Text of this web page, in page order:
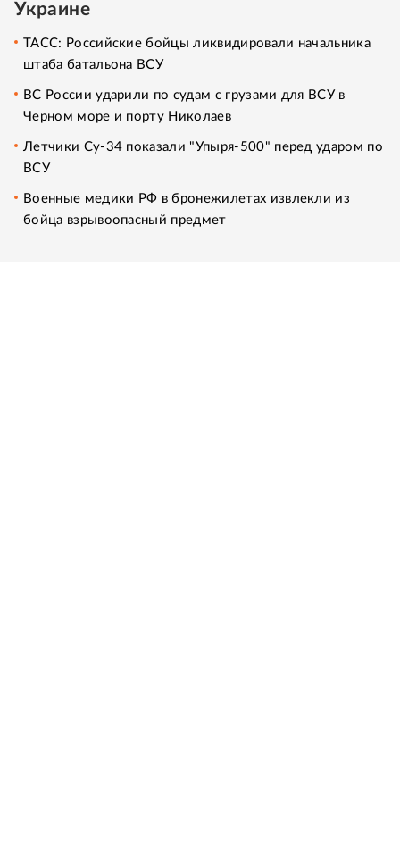
Украине
ТАСС: Российские бойцы ликвидировали начальника
штаба батальона ВСУ
ВС России ударили по судам с грузами для ВСУ в
Черном море и порту Николаев
Летчики Су-34 показали "Упыря-500" перед ударом по
ВСУ
Военные медики РФ в бронежилетах извлекли из
бойца взрывоопасный предмет